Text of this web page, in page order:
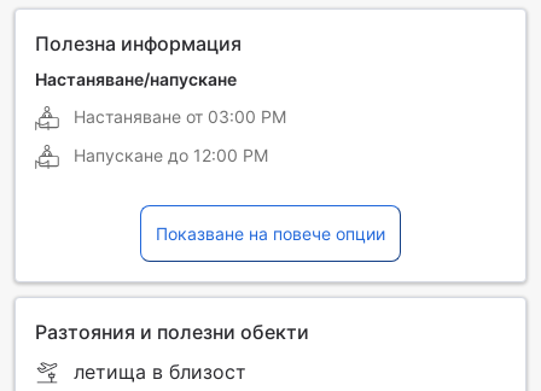
Полезна информация
Настаняване/напускане
Настаняване от 03:00 PM
Напускане до 12:00 PM
Показване на повече опции
Разтояния и полезни обекти
летища в близост